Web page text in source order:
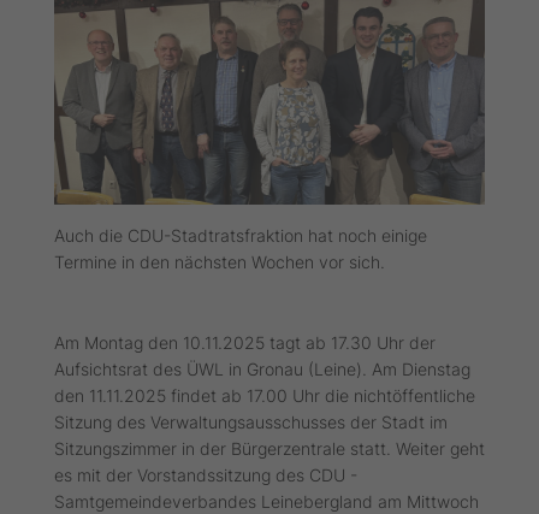
Auch die CDU-Stadtratsfraktion hat noch einige
Termine in den nächsten Wochen vor sich.
Am Montag den 10.11.2025 tagt ab 17.30 Uhr der
Aufsichtsrat des ÜWL in Gronau (Leine). Am Dienstag
den 11.11.2025 findet ab 17.00 Uhr die nichtöffentliche
Sitzung des Verwaltungsausschusses der Stadt im
Sitzungszimmer in der Bürgerzentrale statt. Weiter geht
es mit der Vorstandssitzung des CDU -
Samtgemeindeverbandes Leinebergland am Mittwoch